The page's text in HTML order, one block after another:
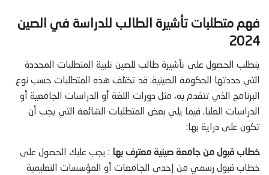
فهم متطلبات تأشيرة الطالب للدراسة في الصين
2024
يتطلب الحصول على تأشيرة طالب للصين تلبية المتطلبات المحددة
التي حددتها الحكومة الصينية. قد تختلف هذه المتطلبات حسب نوع
البرنامج الذي تتقدم به، مثل دورات اللغة أو الدراسات الجامعية أو
الدراسات العليا. فيما يلي بعض المتطلبات الشائعة التي يجب أن
تكون على دراية بها:
خطاب قبول من جامعة صينية معترف بها : يجب عليك الحصول على
خطاب قبول رسمي من إحدى الجامعات أو المؤسسات التعليمية